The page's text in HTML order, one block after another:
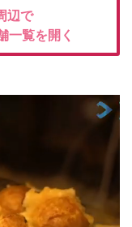
辺で
一覧を開く